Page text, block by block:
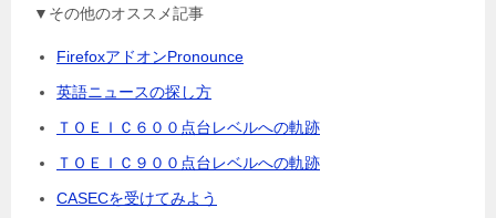
▼その他のオススメ記事
FirefoxアドオンPronounce
英語ニュースの探し方
ＴＯＥＩＣ６００点台レベルへの軌跡
ＴＯＥＩＣ９００点台レベルへの軌跡
CASECを受けてみよう